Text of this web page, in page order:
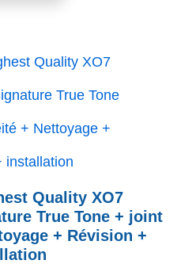
Quality XO7
True Tone + joint
+ Révision +